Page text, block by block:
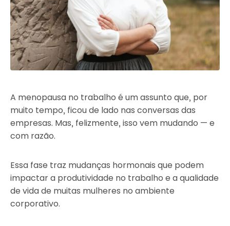
A menopausa no trabalho é um assunto que, por
muito tempo, ficou de lado nas conversas das
empresas. Mas, felizmente, isso vem mudando — e
com razão.
Essa fase traz mudanças hormonais que podem
impactar a produtividade no trabalho e a qualidade
de vida de muitas mulheres no ambiente
corporativo.